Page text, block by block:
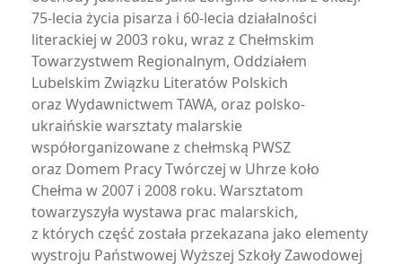
75-lecia życia pisarza i 60-lecia działalności
literackiej w 2003 roku, wraz z Chełmskim
Towarzystwem Regionalnym, Oddziałem
Lubelskim Związku Literatów Polskich
oraz Wydawnictwem TAWA, oraz polsko-
ukraińskie warsztaty malarskie
współorganizowane z chełmską PWSZ
oraz Domem Pracy Twórczej w Uhrze koło
Chełma w 2007 i 2008 roku. Warsztatom
towarzyszyła wystawa prac malarskich,
z których część została przekazana jako elementy
wystroju Państwowej Wyższej Szkoły Zawodowej